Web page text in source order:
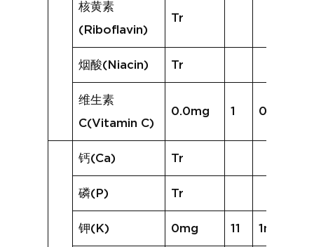
核黄素
(Riboflavin)
Tr
烟酸(Niacin) Tr
维生素
C(Vitamin C)
0.0mg 1 0.0mg
钙(Ca) Tr
磷(P) Tr
钾(K) 0mg 11 1mg